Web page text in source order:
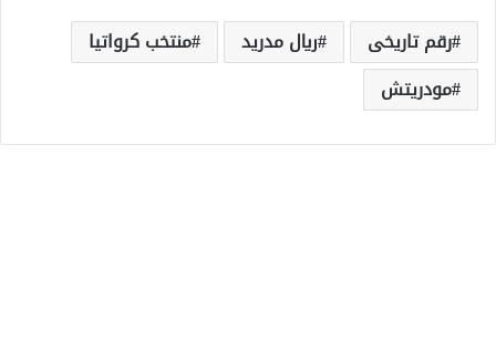
رقم تاريخى ريال مدريد
منتخب كرواتيا
مودريتش